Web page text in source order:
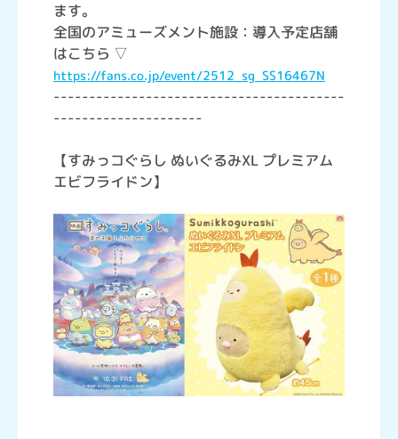
ます。
全国のアミューズメント施設：導入予定店舗
はこちら ▽
https://fans.co.jp/event/2512_sg_SS16467N
-----------------------------------------
---------------------
【すみっコぐらし ぬいぐるみXL プレミアム
エビフライドン】